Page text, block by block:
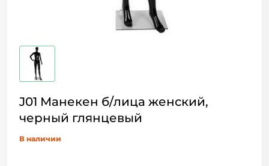
J01 Манекен б/лица женский,
черный глянцевый
В наличии